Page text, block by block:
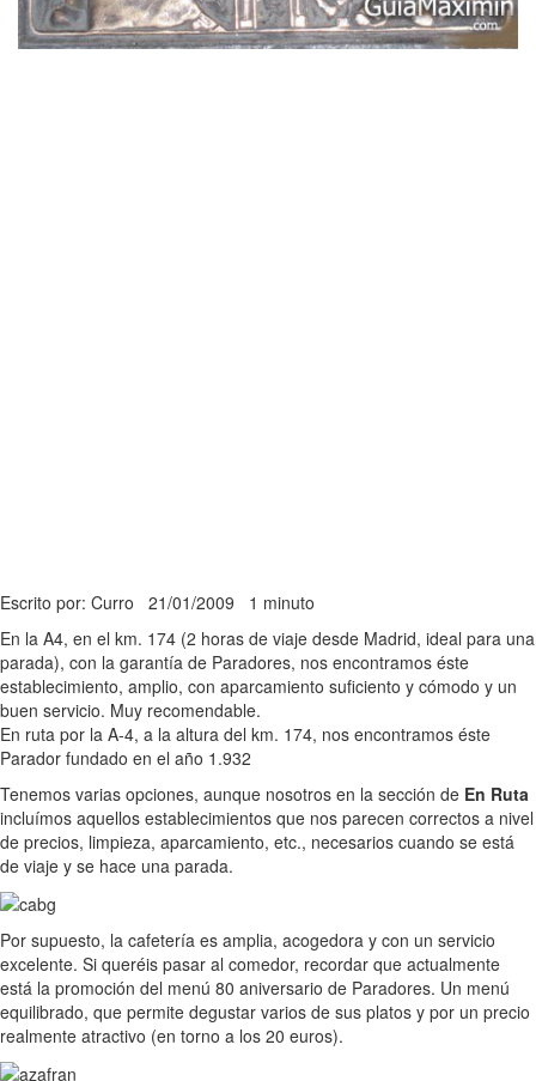
Escrito por: Curro 21/01/2009 1 minuto
En la A4, en el km. 174 (2 horas de viaje desde Madrid, ideal para una
parada), con la garantía de Paradores, nos encontramos éste
establecimiento, amplio, con aparcamiento suficiento y cómodo y un
buen servicio. Muy recomendable.
En ruta por la A-4, a la altura del km. 174, nos encontramos éste
Parador fundado en el año 1.932
Tenemos varias opciones, aunque nosotros en la sección de En Ruta
incluímos aquellos establecimientos que nos parecen correctos a nivel
de precios, limpieza, aparcamiento, etc., necesarios cuando se está
de viaje y se hace una parada.
Por supuesto, la cafetería es amplia, acogedora y con un servicio
excelente. Si queréis pasar al comedor, recordar que actualmente
está la promoción del menú 80 aniversario de Paradores. Un menú
equilibrado, que permite degustar varios de sus platos y por un precio
realmente atractivo (en torno a los 20 euros).